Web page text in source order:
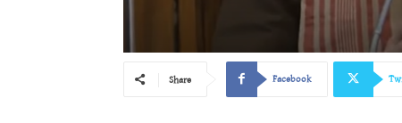
Share Facebook